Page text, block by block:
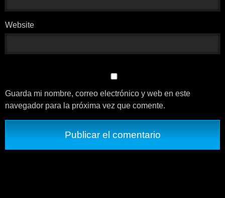
Website
Guarda mi nombre, correo electrónico y web en este
navegador para la próxima vez que comente.